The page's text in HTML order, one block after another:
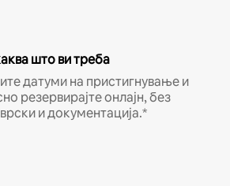
што ви треба
датуми на пристигнување и
резервирајте онлајн, без
и документација.*